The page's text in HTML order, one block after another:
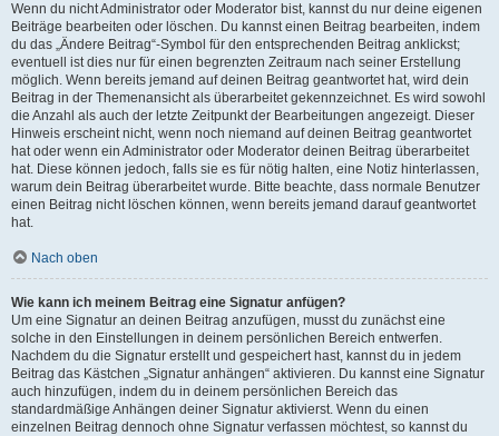
Wenn du nicht Administrator oder Moderator bist, kannst du nur deine eigenen
Beiträge bearbeiten oder löschen. Du kannst einen Beitrag bearbeiten, indem
du das „Ändere Beitrag“-Symbol für den entsprechenden Beitrag anklickst;
eventuell ist dies nur für einen begrenzten Zeitraum nach seiner Erstellung
möglich. Wenn bereits jemand auf deinen Beitrag geantwortet hat, wird dein
Beitrag in der Themenansicht als überarbeitet gekennzeichnet. Es wird sowohl
die Anzahl als auch der letzte Zeitpunkt der Bearbeitungen angezeigt. Dieser
Hinweis erscheint nicht, wenn noch niemand auf deinen Beitrag geantwortet
hat oder wenn ein Administrator oder Moderator deinen Beitrag überarbeitet
hat. Diese können jedoch, falls sie es für nötig halten, eine Notiz hinterlassen,
warum dein Beitrag überarbeitet wurde. Bitte beachte, dass normale Benutzer
einen Beitrag nicht löschen können, wenn bereits jemand darauf geantwortet
hat.
Nach oben
Wie kann ich meinem Beitrag eine Signatur anfügen?
Um eine Signatur an deinen Beitrag anzufügen, musst du zunächst eine
solche in den Einstellungen in deinem persönlichen Bereich entwerfen.
Nachdem du die Signatur erstellt und gespeichert hast, kannst du in jedem
Beitrag das Kästchen „Signatur anhängen“ aktivieren. Du kannst eine Signatur
auch hinzufügen, indem du in deinem persönlichen Bereich das
standardmäßige Anhängen deiner Signatur aktivierst. Wenn du einen
einzelnen Beitrag dennoch ohne Signatur verfassen möchtest, so kannst du